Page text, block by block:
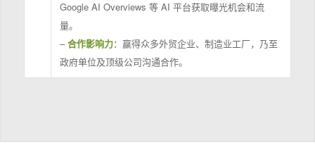
Google AI Overviews 等 AI 平台获取曝光机会和流
量。
–合作影响力：赢得众多外贸企业、制造业工厂，乃至
政府单位及顶级公司沟通合作。